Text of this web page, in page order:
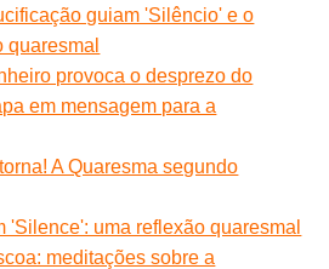
guiam 'Silêncio' e o
quaresmal
provoca o desprezo do
em mensagem para a
A Quaresma segundo
'Silence': uma reflexão quaresmal
meditações sobre a